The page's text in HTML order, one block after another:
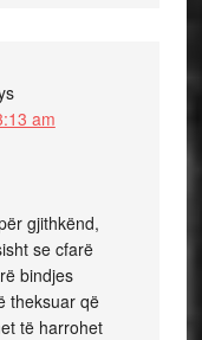
am
gjithkënd,
se cfarë
bindjes
theksuar që
të harrohet